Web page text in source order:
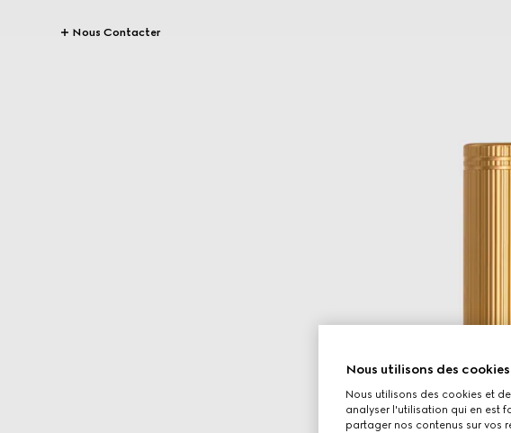
Nous Contacter
Nous utilisons des cookies
Nous utilisons des cookies et
analyser l'utilisation qui en est
partager nos contenus sur vos